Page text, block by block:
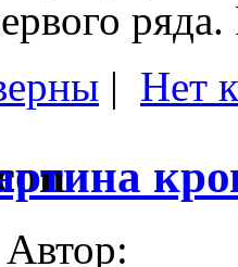
| Нет
Автор: